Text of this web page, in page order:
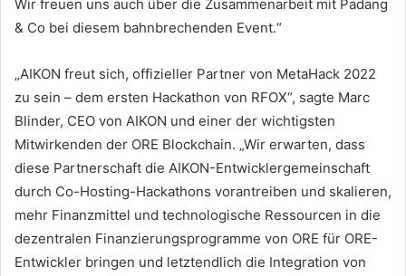
Wir freuen uns auch über die Zusammenarbeit mit Padang
& Co bei diesem bahnbrechenden Event.“
„AIKON freut sich, offizieller Partner von MetaHack 2022
zu sein – dem ersten Hackathon von RFOX“, sagte Marc
Blinder, CEO von AIKON und einer der wichtigsten
Mitwirkenden der ORE Blockchain. „Wir erwarten, dass
diese Partnerschaft die AIKON-Entwicklergemeinschaft
durch Co-Hosting-Hackathons vorantreiben und skalieren,
mehr Finanzmittel und technologische Ressourcen in die
dezentralen Finanzierungsprogramme von ORE für ORE-
Entwickler bringen und letztendlich die Integration von